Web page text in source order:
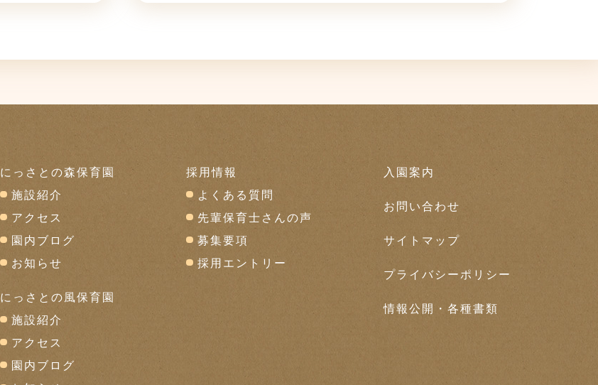
にっさとの森保育園
施設紹介
アクセス
園内ブログ
お知らせ
にっさとの風保育園
施設紹介
アクセス
園内ブログ
採用情報
よくある質問
先輩保育士さんの声
募集要項
採用エントリー
入園案内
お問い合わせ
サイトマップ
プライバシーポリシー
情報公開・各種書類